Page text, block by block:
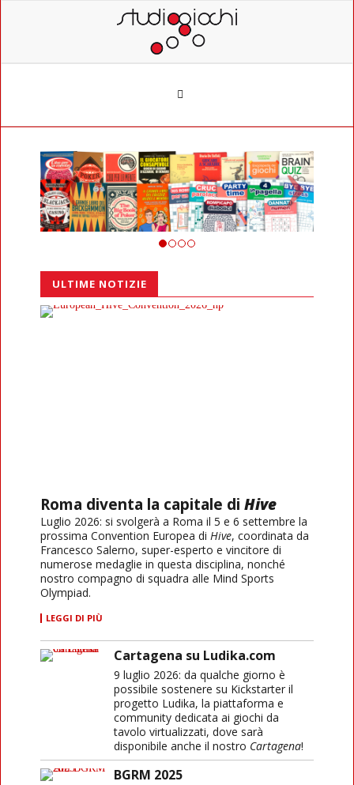
ULTIME NOTIZIE
Roma diventa la capitale di Hive
Luglio 2026: si svolgerà a Roma il 5 e 6 settembre la
prossima Convention Europea di Hive, coordinata da
Francesco Salerno, super-esperto e vincitore di
numerose medaglie in questa disciplina, nonché
nostro compagno di squadra alle Mind Sports
Olympiad.
LEGGI DI PIÙ
Cartagena su Ludika.com
9 luglio 2026: da qualche giorno è
possibile sostenere su Kickstarter il
progetto Ludika, la piattaforma e
community dedicata ai giochi da
tavolo virtualizzati, dove sarà
disponibile anche il nostro Cartagena!
BGRM 2025